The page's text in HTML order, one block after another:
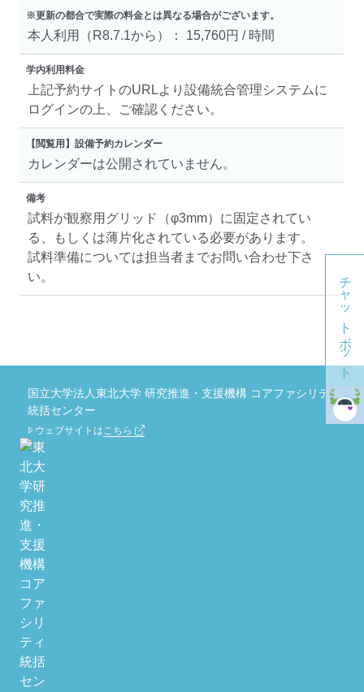
※更新の都合で実際の料金とは異なる場合がございます。
本人利用（R8.7.1から）： 15,760円 / 時間
学内利用料金
上記予約サイトのURLより設備統合管理システムに
ログインの上、ご確認ください。
【閲覧用】設備予約カレンダー
カレンダーは公開されていません。
備考
試料が観察用グリッド（φ3mm）に固定されてい
る、もしくは薄片化されている必要があります。
試料準備については担当者までお問い合わせ下さ
い。
チャットボット
国立大学法人東北大学 研究推進・支援機構 コアファシリティ
統括センター
ウェブサイトはこちら